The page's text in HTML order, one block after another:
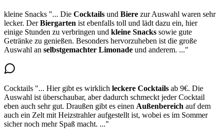
kleine Snacks "... Die Cocktails und Biere zur Auswahl waren sehr
lecker. DerBiergarten ist ebenfalls toll und lädt dazu ein, hier
einige Stunden zu verbringen und kleine Snacks sowie gute
Getränke zu genießen. Besonders hervorzuheben ist die große
Auswahl an selbstgemachter Limonade und anderem. ..."
Cocktails "... Hier gibt es wirklich leckere Cocktails ab 9€. Die
Auswahl ist überschaubar, aberdadurch schmeckt jeder Cocktail
eben auch sehr gut. Draußen gibt es einen Außenbereich auf dem
auch ein Zelt mit Heizstrahler aufgestellt ist, wobei es im Sommer
sicher noch mehr Spaß macht. ..."